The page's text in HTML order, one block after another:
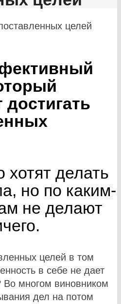
достигать
делать
но по каким-
не делают
целей в том
в себе не дает
Во многом виновником
дел на потом